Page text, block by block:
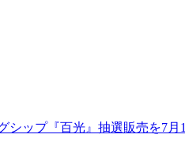
シップ『百光』抽選販売を7